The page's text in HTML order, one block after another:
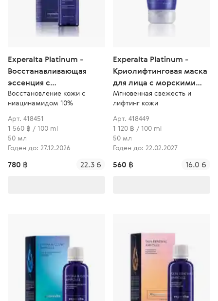
Experalta Platinum -
Восстанавливающая
эссенция с
ниацинамидом 10%
Восстановление кожи с
ниацинамидом 10%
Арт. 418451
1 560 ฿ / 100 ml
50 мл
Годен до: 27.12.2026
780 ฿ 22.3 б
Experalta Platinum -
Криолифтинговая маска
для лица с морскими
водорослями
Мгновенная свежесть и
лифтинг кожи
Арт. 418449
1 120 ฿ / 100 ml
50 мл
Годен до: 22.02.2027
560 ฿ 16.0 б